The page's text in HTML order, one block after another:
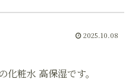
2025.10.08
化粧水 高保湿です。